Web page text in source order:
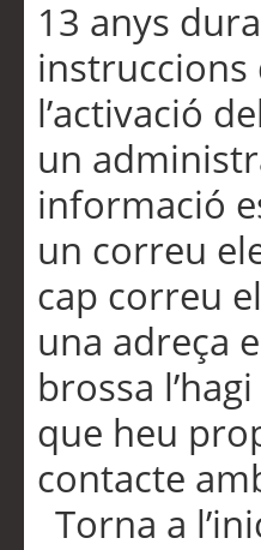
13 anys
l’activació
un
informació
un correu
cap correu
una adreça
brossa
que heu
contacte
Torna a